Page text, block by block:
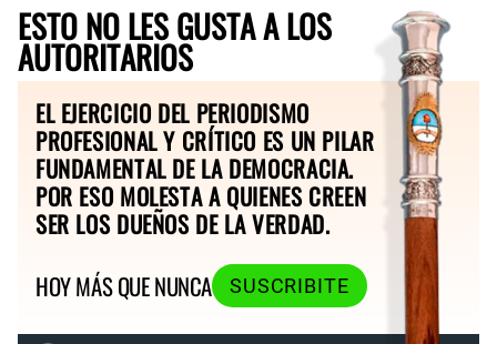
ESTO NO LES GUSTA A LOS
AUTORITARIOS
EL EJERCICIO DEL PERIODISMO
PROFESIONAL Y CRÍTICO ES UN PILAR
FUNDAMENTAL DE LA DEMOCRACIA.
POR ESO MOLESTA A QUIENES CREEN
SER LOS DUEÑOS DE LA VERDAD.
HOY MÁS QUE NUNCA
SUSCRIBITE